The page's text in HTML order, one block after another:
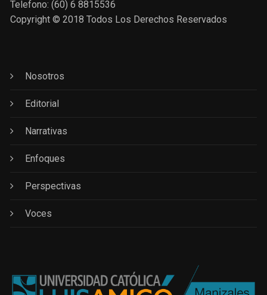
Telefono: (60) 6 8815536
Copyright © 2018 Todos Los Derechos Reservados
Nosotros
Editorial
Narrativas
Enfoques
Perspectivas
Voces